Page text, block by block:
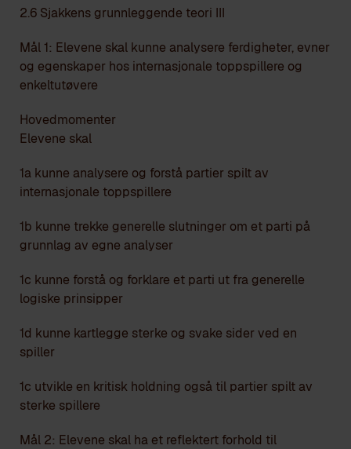
2.6 Sjakkens grunnleggende teori III
Mål 1: Elevene skal kunne analysere ferdigheter, evner
og egenskaper hos internasjonale toppspillere og
enkeltutøvere
Hovedmomenter
Elevene skal
1a kunne analysere og forstå partier spilt av
internasjonale toppspillere
1b kunne trekke generelle slutninger om et parti på
grunnlag av egne analyser
1c kunne forstå og forklare et parti ut fra generelle
logiske prinsipper
1d kunne kartlegge sterke og svake sider ved en
spiller
1c utvikle en kritisk holdning også til partier spilt av
sterke spillere
Mål 2: Elevene skal ha et reflektert forhold til